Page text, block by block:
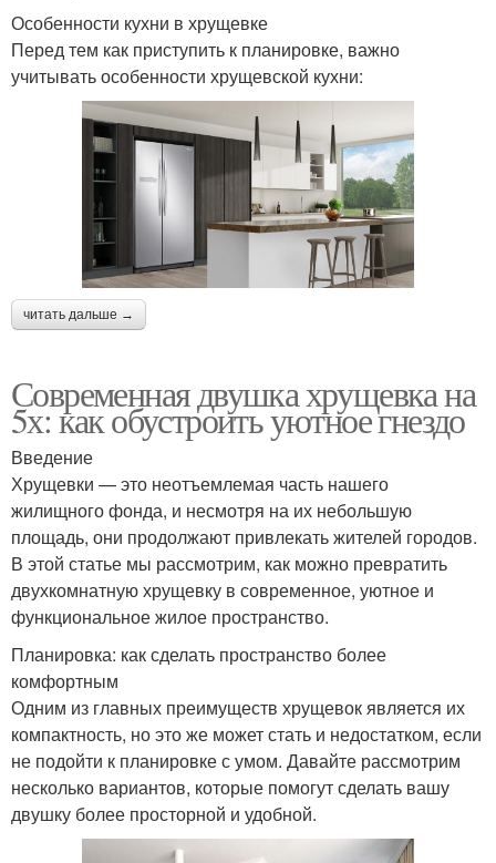
Особенности кухни в хрущевке
Перед тем как приступить к планировке, важно
учитывать особенности хрущевской кухни:
читать дальше →
Современная двушка хрущевка на
5х: как обустроить уютное гнездо
Введение
Хрущевки — это неотъемлемая часть нашего
жилищного фонда, и несмотря на их небольшую
площадь, они продолжают привлекать жителей городов.
В этой статье мы рассмотрим, как можно превратить
двухкомнатную хрущевку в современное, уютное и
функциональное жилое пространство.
Планировка: как сделать пространство более
комфортным
Одним из главных преимуществ хрущевок является их
компактность, но это же может стать и недостатком, если
не подойти к планировке с умом. Давайте рассмотрим
несколько вариантов, которые помогут сделать вашу
двушку более просторной и удобной.